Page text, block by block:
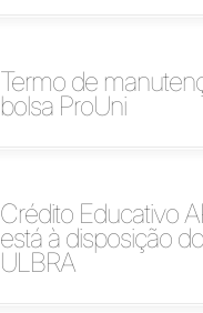
Termo de
bolsa ProUni
Crédito Educativo
está à disposição
ULBRA